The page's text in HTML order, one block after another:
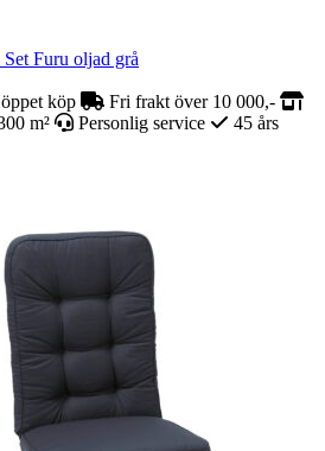
Furu oljad grå
köp
Fri frakt över 10 000,-
m²
Personlig service
45 års